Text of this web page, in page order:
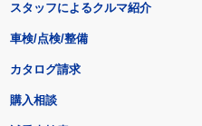
スタッフによるクルマ紹介
車検/点検/整備
カタログ請求
購入相談